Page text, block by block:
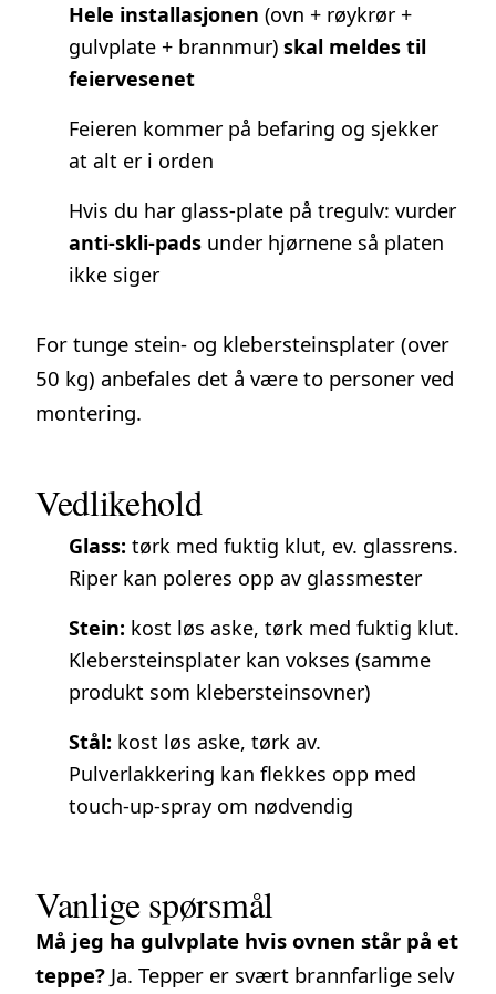
Hele installasjonen (ovn + røykrør +
gulvplate + brannmur) skal meldes til
feiervesenet
Feieren kommer på befaring og sjekker
at alt er i orden
Hvis du har glass-plate på tregulv: vurder
anti-skli-pads under hjørnene så platen
ikke siger
For tunge stein- og klebersteinsplater (over
50 kg) anbefales det å være to personer ved
montering.
Vedlikehold
Glass: tørk med fuktig klut, ev. glassrens.
Riper kan poleres opp av glassmester
Stein: kost løs aske, tørk med fuktig klut.
Klebersteinsplater kan vokses (samme
produkt som klebersteinsovner)
Stål: kost løs aske, tørk av.
Pulverlakkering kan flekkes opp med
touch-up-spray om nødvendig
Vanlige spørsmål
Må jeg ha gulvplate hvis ovnen står på et
teppe? Ja. Tepper er svært brannfarlige selv